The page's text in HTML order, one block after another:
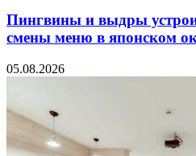
Пингвины и выдры
смены меню в японском
05.08.2026